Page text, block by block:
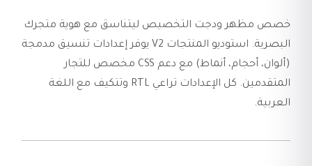
خصص مظهر ودجت التخصيص ليتناسق مع هوية متجرك
البصرية. استوديو المنتجات V2 يوفر إعدادات تنسيق مدمجة
(ألوان، أحجام، أنماط) مع دعم CSS مخصص للتجار
المتقدمين. كل الإعدادات تراعي RTL وتتكيف مع اللغة
العربية.